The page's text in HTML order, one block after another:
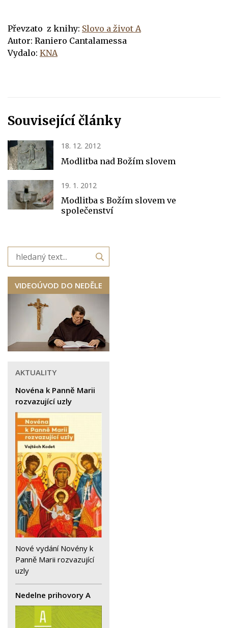
Převzato z knihy: Slovo a život A
Autor: Raniero Cantalamessa
Vydalo: KNA
Související články
18. 12. 2012
Modlitba nad Božím slovem
19. 1. 2012
Modlitba s Božím slovem ve
společenství
VIDEOÚVOD DO NEDĚLE
AKTUALITY
Novéna k Panně Marii
rozvazující uzly
Nové vydání Novény k
Panně Marii rozvazující
uzly
Nedelne prihovory A